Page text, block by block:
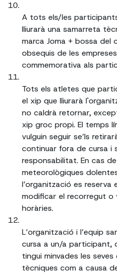
A tots els/les
lliurarà una samarreta
marca Joma + bossa del
obsequis de les
commemorativa als
Tots els atletes que
el xip que lliurarà
no caldrà retornar,
xip groc propi. El temps
vulguin seguir se’ls
continuar fora de cursa i
responsabilitat. En cas
meteorològiques
l’organització es reserva
modificar el recorregut o
horàries.
L’organització i l’equip
cursa a un/a participant,
tingui minvades les
tècniques com a causa